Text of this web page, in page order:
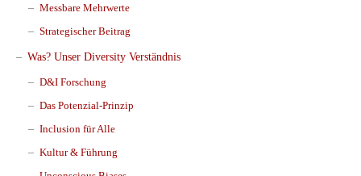
Messbare Mehrwerte
Strategischer Beitrag
Was? Unser Diversity Verständnis
D&I Forschung
Das Potenzial-Prinzip
Inclusion für Alle
Kultur & Führung